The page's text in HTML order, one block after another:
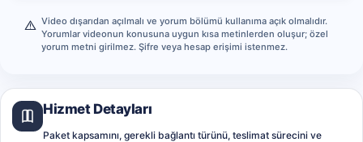
Video dışarıdan açılmalı ve yorum bölümü kullanıma açık olmalıdır.
Yorumlar videonun konusuna uygun kısa metinlerden oluşur; özel
yorum metni girilmez. Şifre veya hesap erişimi istenmez.
Hizmet Detayları
Paket kapsamını, gerekli bağlantı türünü, teslimat sürecini ve